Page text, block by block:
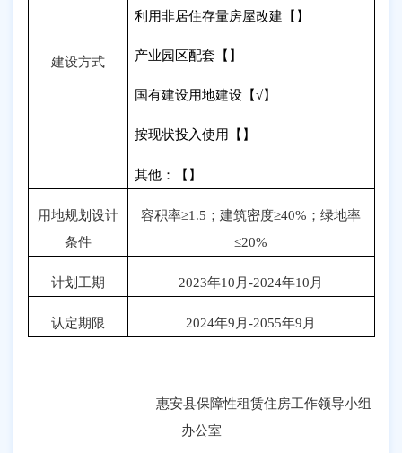
建设方式
利用非居住存量房屋改建【】
产业园区配套【】
国有建设用地建设【√】
按现状投入使用【】
其他：【】
用地规划设计
条件
容积率≥1.5 ；建筑密度≥40% ；绿地率
≤20%
计划工期 2023年10 月-2024年10 月
认定期限 2024年9 月-2055年9 月
惠安县保障性租赁住房工作领导小组
办公室